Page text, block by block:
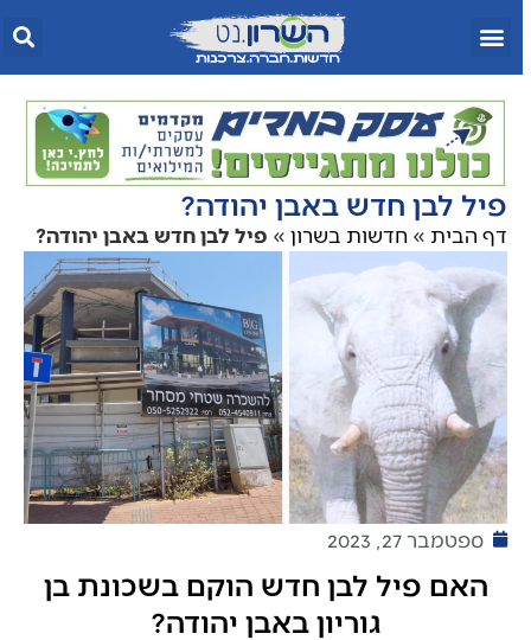
פיל לבן חדש באבן יהודה?
דף הבית»חדשות בשרון»פיל לבן חדש באבן יהודה?
ספטמבר 27, 2023
האם פיל לבן חדש הוקם בשכונת בן
גוריון באבן יהודה?